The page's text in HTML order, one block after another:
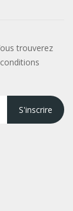
trouverez